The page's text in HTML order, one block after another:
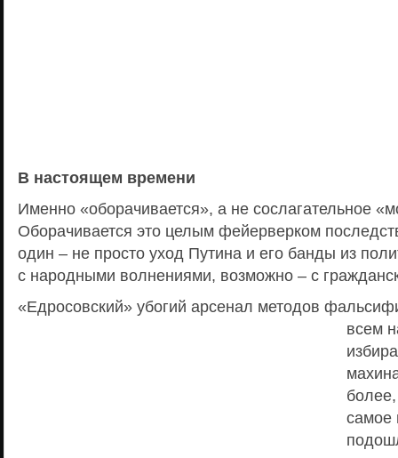
В настоящем времени
Именно «оборачивается», а не сослагательное
Оборачивается это целым фейерверком
один – не просто уход Путина и его банды из
с народными волнениями, возможно – с
«Едросовский» убогий арсенал методов фаль
всем
самое